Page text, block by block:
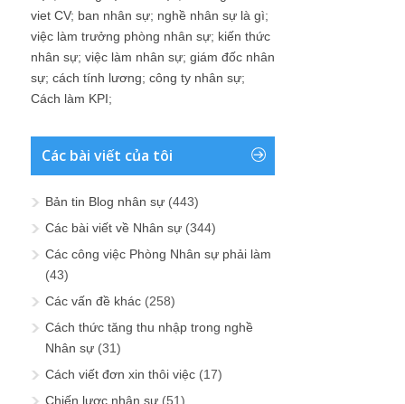
viet CV; ban nhân sự; nghề nhân sự là gì;
việc làm trưởng phòng nhân sự; kiến thức
nhân sự; việc làm nhân sự; giám đốc nhân
sự; cách tính lương; công ty nhân sự;
Cách làm KPI;
Các bài viết của tôi
Bản tin Blog nhân sự (443)
Các bài viết về Nhân sự (344)
Các công việc Phòng Nhân sự phải làm
(43)
Các vấn đề khác (258)
Cách thức tăng thu nhập trong nghề
Nhân sự (31)
Cách viết đơn xin thôi việc (17)
Chiến lược nhân sự (51)